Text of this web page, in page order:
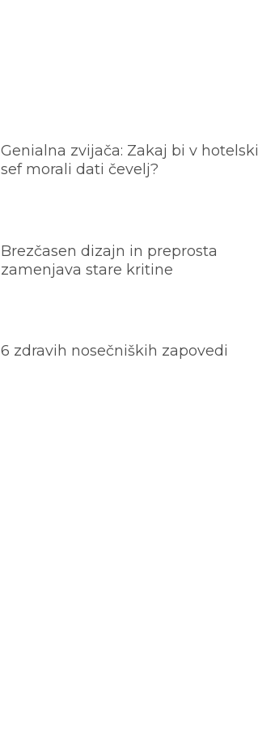
Genialna zvijača: Zakaj bi v hotelski
sef morali dati čevelj?
Brezčasen dizajn in preprosta
zamenjava stare kritine
6 zdravih nosečniških zapovedi